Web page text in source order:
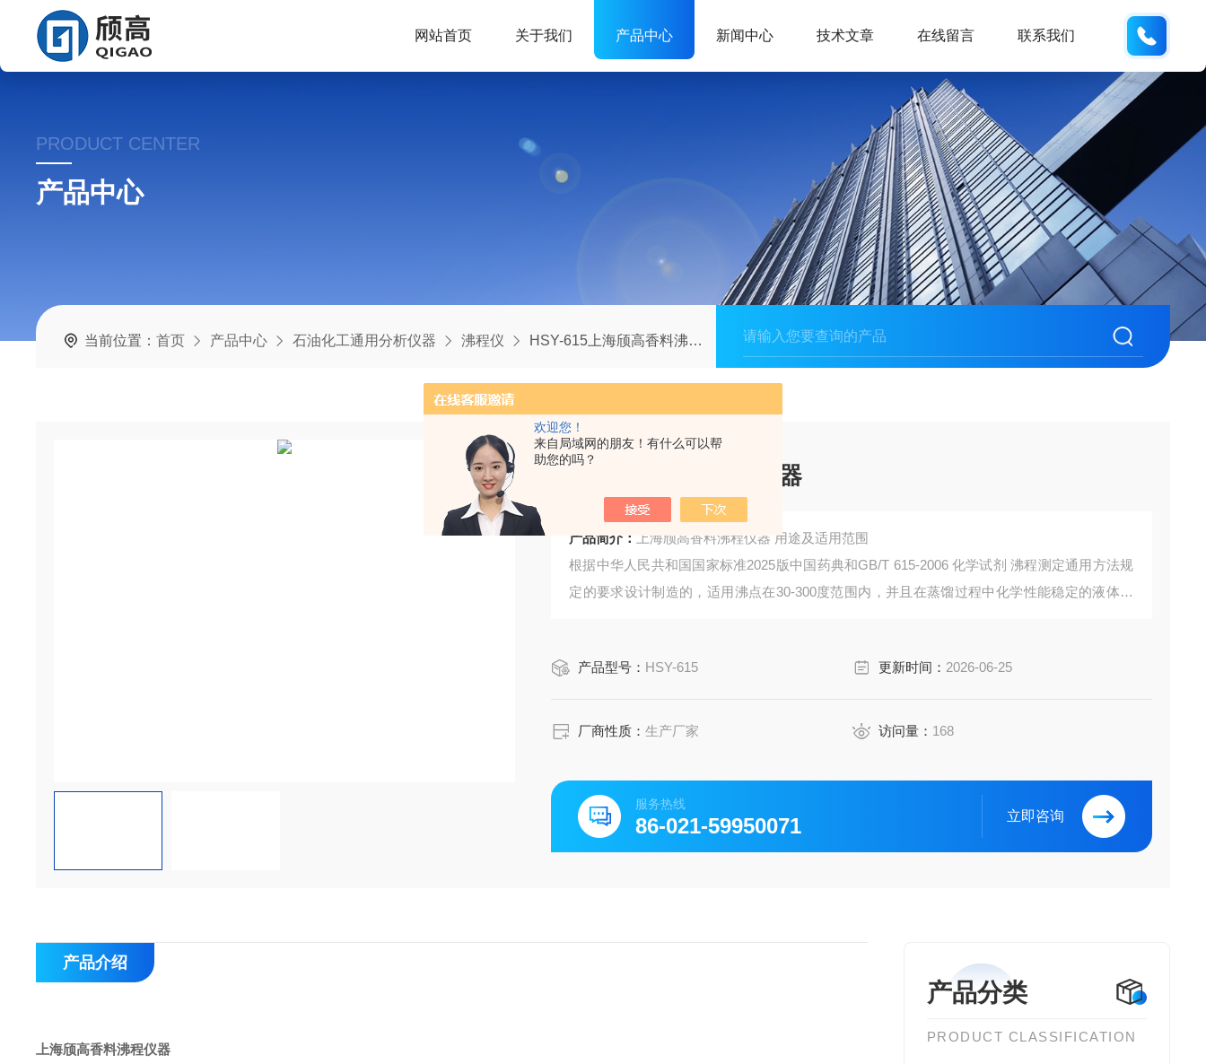
欢迎您！
来自局域网的朋友！有什么可以帮
助您的吗？
网站首页 关于我们 产品中心 新闻中心 技术文章 在线留言 联系我们
PRODUCT CENTER
产品中心
当前位置：首页 产品中心 石油化工通用分析仪器 沸程仪 HSY-615上海颀高香料沸程仪器
上海颀高香料沸程仪器
产品简介：
上海颀高香料沸程仪器 用途及适用范围
根据中华人民共和国国家标准2025版中国药典和GB/T 615-2006 化学试剂 沸程测定通用方法规
定的要求设计制造的，适用沸点在30-300度范围内，并且在蒸馏过程中化学性能稳定的液体有
产品型号： HSY-615 更新时间： 2026-06-25
厂商性质：生产厂家 访问量： 168
服务热线
86-021-59950071 立即咨询
产品分类
PRODUCT CLASSIFICATION
产品介绍
上海颀高香料沸程仪器